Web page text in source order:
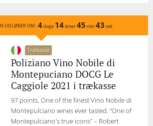
UDLØBER OM: 4dage 14timer45 min 43 sek
Trækasse
Poliziano Vino Nobile di
Montepuciano DOCG Le
Caggiole 2021 i trækasse
97 points. One of the finest Vino Nobile di
Montepulciano wines ever tasted. ”One of
Montepulciano's true icons” – Robert